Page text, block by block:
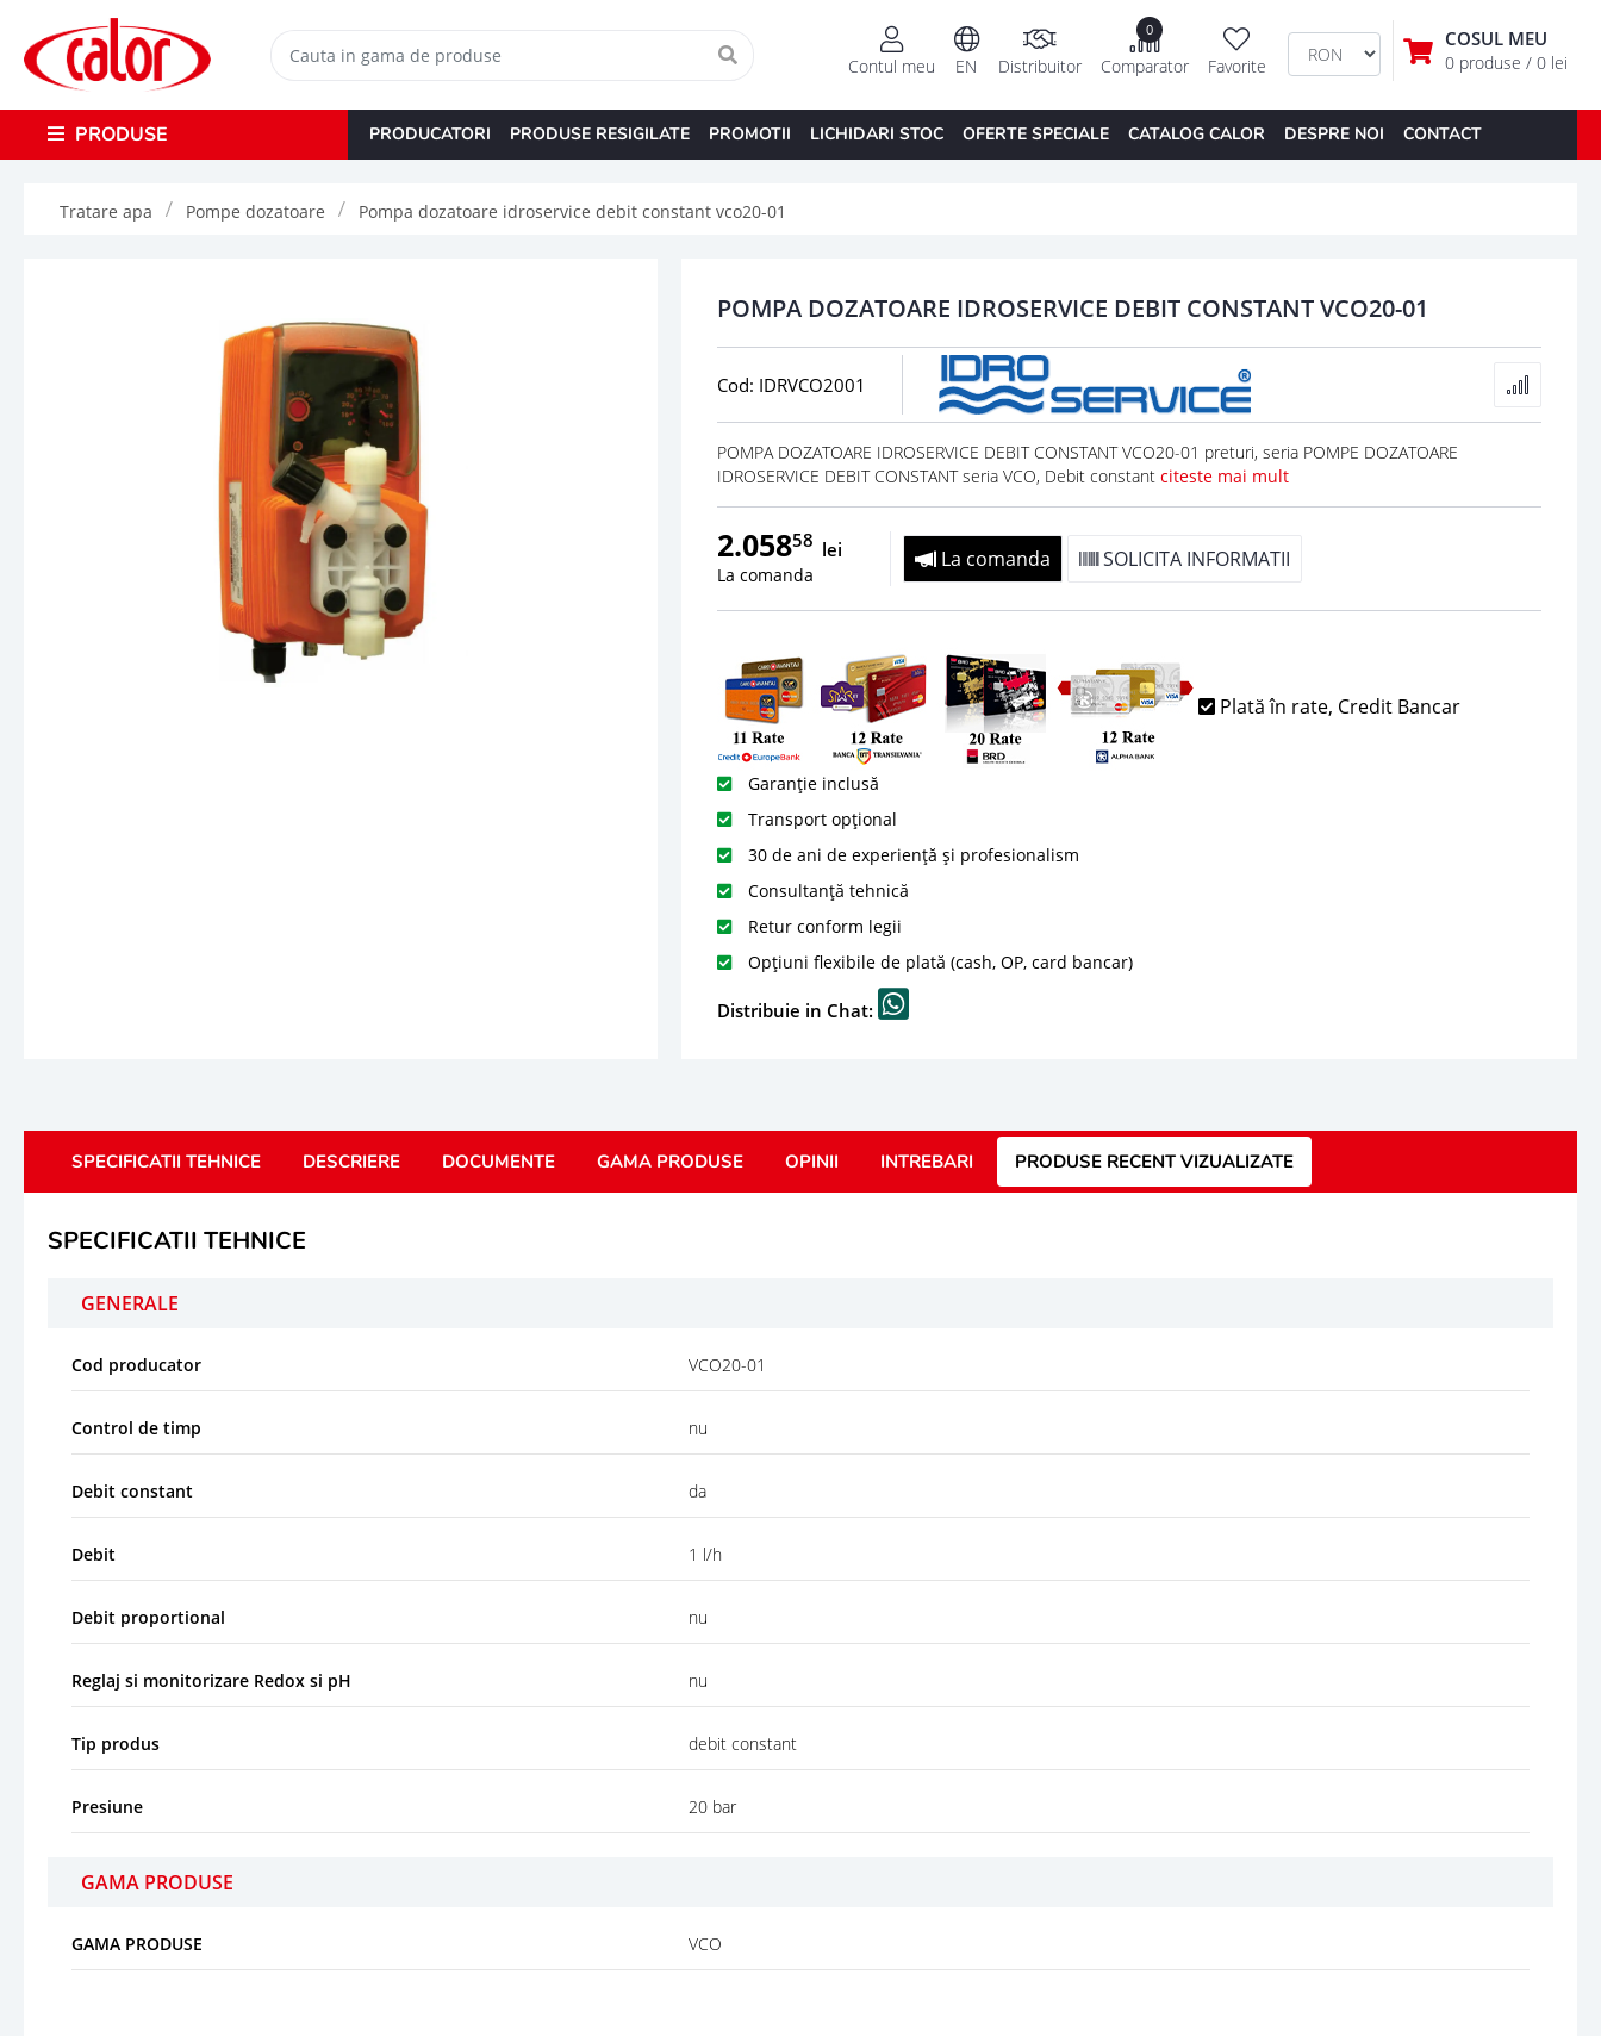
COSUL MEU
0 produse / 0 lei
Favorite
0
Comparator
Distribuitor
EN
Contul meu
PRODUSE PRODUCATORI PRODUSE RESIGILATE PROMOTII LICHIDARI STOC OFERTE SPECIALE CATALOG CALOR DESPRE NOI CONTACT
Tratare apa Pompe dozatoare Pompa dozatoare idroservice debit constant vco20-01
POMPA DOZATOARE IDROSERVICE DEBIT CONSTANT VCO20-01
Cod: IDRVCO2001
POMPA DOZATOARE IDROSERVICE DEBIT CONSTANT VCO20-01 preturi, seria POMPE DOZATOARE
IDROSERVICE DEBIT CONSTANT seria VCO, Debit constant citeste mai mult
2.05858 lei
La comanda
La comanda SOLICITA INFORMATII
Plată în rate, Credit Bancar
Garanție inclusă
Transport opțional
30 de ani de experiență și profesionalism
Consultanță tehnică
Retur conform legii
Opțiuni flexibile de plată (cash, OP, card bancar)
Distribuie in Chat:
SPECIFICATII TEHNICE DESCRIERE DOCUMENTE GAMA PRODUSE OPINII INTREBARI PRODUSE RECENT VIZUALIZATE
SPECIFICATII TEHNICE
GENERALE
Cod producator VCO20-01
Control de timp nu
Debit constant da
Debit 1 l/h
Debit proportional nu
Reglaj si monitorizare Redox si pH nu
Tip produs debit constant
Presiune 20 bar
GAMA PRODUSE
GAMA PRODUSE VCO